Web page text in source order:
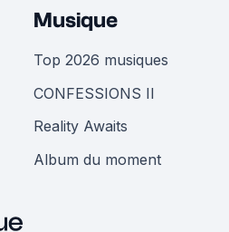
Musique
Top 2026 musiques
CONFESSIONS II
Reality Awaits
Album du moment